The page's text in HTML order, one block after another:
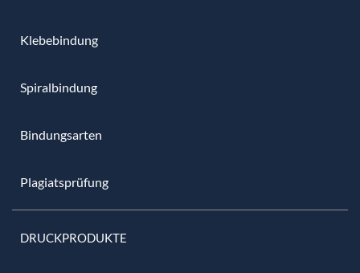
Klebebindung
Spiralbindung
Bindungsarten
Plagiatsprüfung
DRUCKPRODUKTE